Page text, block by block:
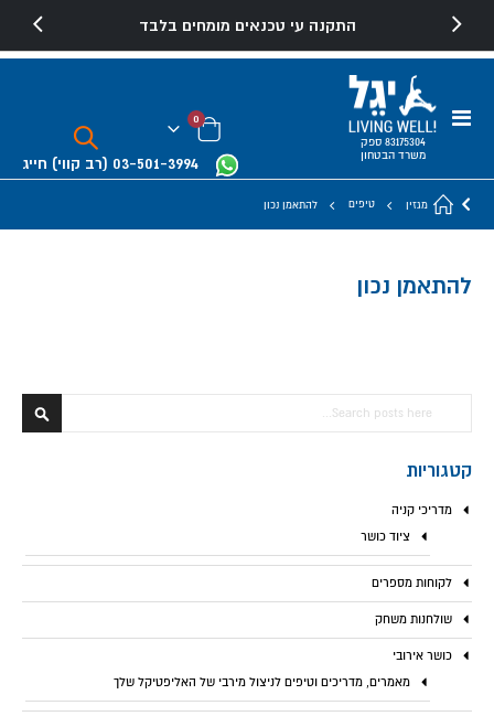
התקנה עי טכנאים מומחים בלבד
Toggle
83175304 ספק
משרד הבטחון
03-501-3994 (רב קווי) חייג
Cart
0פריטים
מגזין טיפים להתאמן נכון
להתאמן נכון
קטגוריות
מדריכי קניה
ציוד כושר
לקוחות מספרים
שולחנות משחק
כושר אירובי
מאמרים, מדריכים וטיפים לניצול מירבי של האליפטיקל שלך